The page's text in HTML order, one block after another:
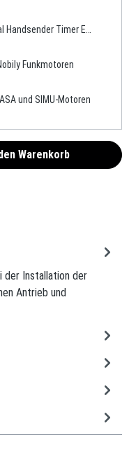
Funkmotoren
und SIMU-Motoren
Wert ein
Warenkorb
der Installation der
Antrieb und